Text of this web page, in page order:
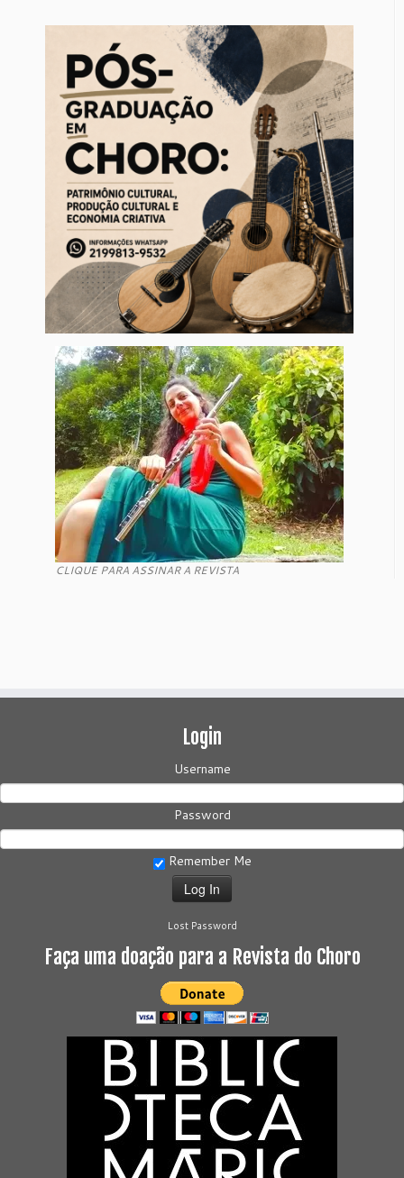
CLIQUE PARA ASSINAR A REVISTA
Login
Username
Password
Remember Me
Lost Password
Faça uma doação para a Revista do Choro